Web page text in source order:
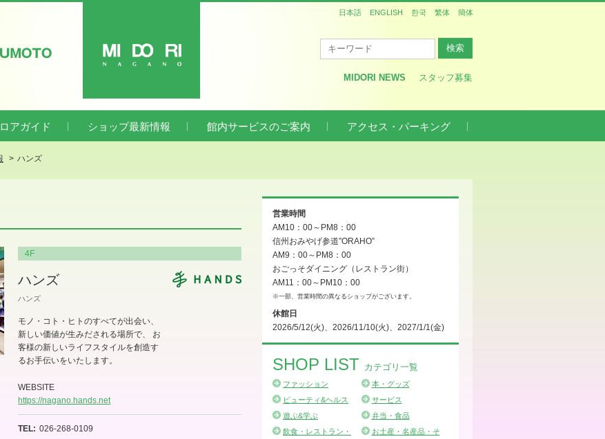
MIDORI NEWS
スタッフ募集
日本語 ENGLISH 한국 繁体 簡体
アガイド ショップ最新情報 館内サービスのご案内 アクセス・パーキング
ハンズ
4F
ハンズ
ハンズ
モノ・コト・ヒトのすべてが出会い、
新しい価値が生みだされる場所で、 お
客様の新しいライフスタイルを創造す
るお手伝いをいたします。
WEBSITE
https://nagano.hands.net
TEL
026-268-0109
営業時間
AM10：00～PM8：00
信州おみやげ参道”ORAHO”
AM9：00～PM8：00
おごっそダイニング（レストラン街）
AM11：00～PM10：00
※一部、営業時間の異なるショップがございます。
休館日
2026/5/12(火)、2026/11/10(火)、2027/1/1(金)
SHOP LIST カテゴリ一覧
ファッション
本・グッズ
ビューティ&ヘルス
サービス
遊ぶ&学ぶ
弁当・食品
飲食・レストラン・
お土産・名産品・そ